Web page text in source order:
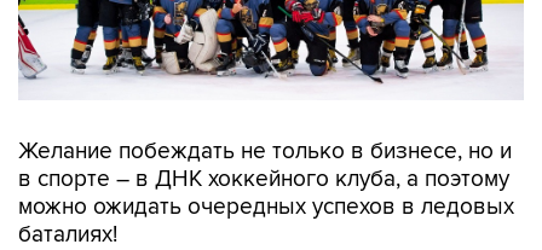
Желание побеждать не только в бизнесе, но и
в спорте – в ДНК хоккейного клуба, а поэтому
можно ожидать очередных успехов в ледовых
баталиях!